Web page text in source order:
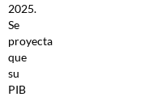
2025.
Se
proyecta
que
su
PIB